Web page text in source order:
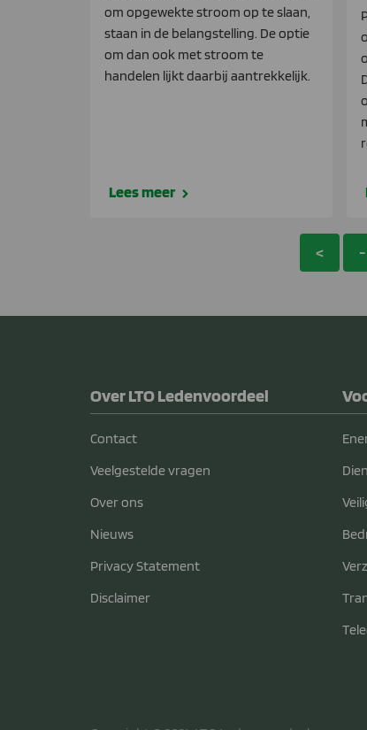
om opgewekte stroom op te slaan,
staan in de belangstelling. De optie
om dan ook met stroom te
handelen lijkt daarbij aantrekkelijk.
Lees meer
< -
Over LTO Ledenvoordeel
Contact
Veelgestelde vragen
Over ons
Nieuws
Privacy Statement
Disclaimer